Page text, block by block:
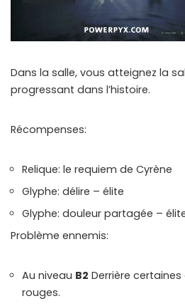
Dans la salle, vous atteignez la
progressant dans l’histoire.
Récompenses:
Relique: le requiem de Cyrène
Glyphe: délire – élite
Glyphe: douleur partagée –
Problème ennemis:
Au niveau B2 Derrière
rouges.